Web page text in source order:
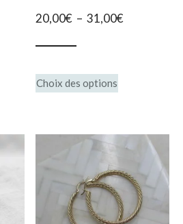
20,00€ – 31,00€
Choix des optionsCe
produit
plusieurs
variations.
Les
options